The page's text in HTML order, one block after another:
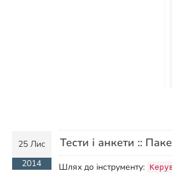
25 Лис
2014
Тести і анкети ::
Шлях до інструменту: